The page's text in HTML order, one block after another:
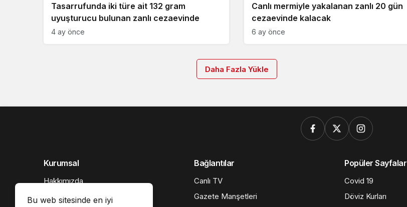
Tasarrufunda iki türe ait 132 gram
uyuşturucu bulunan zanlı cezaevinde
4 ay önce
Canlı mermiyle yakalanan zanlı 20 gün
cezaevinde kalacak
6 ay önce
Daha Fazla Yükle
Bu web sitesinde en iyi
Kurumsal
Hakkımızda
İletişim
Bağlantılar
Canlı TV
Gazete Manşetleri
Popüler Sayfalar
Covid 19
Döviz Kurları